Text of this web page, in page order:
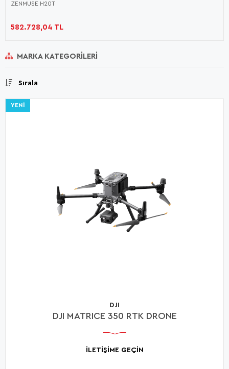
ZENMUSE H20T
582.728,04 TL
MARKA KATEGORILERI
Sırala
YENI
DJI
DJI MATRICE 350 RTK DRONE
İLETİŞİME GEÇİN